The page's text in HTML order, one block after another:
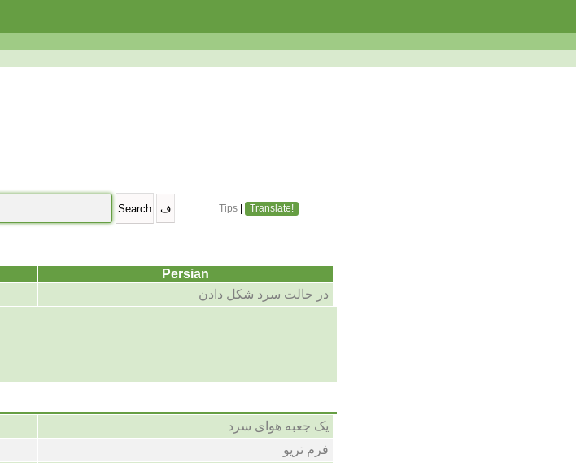
Tips Translate!
Persian
در حالت سرد شکل دادن
یک جعبه هوای سرد
فرم تریو